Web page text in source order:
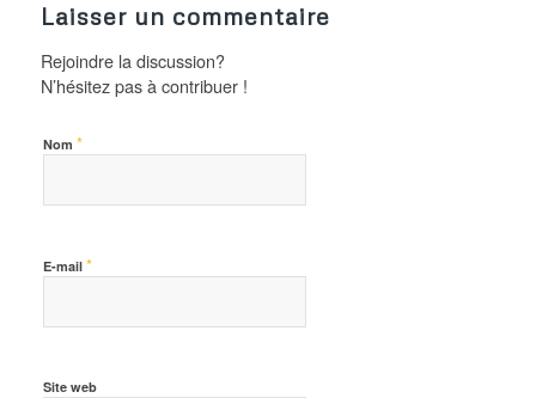
Laisser un commentaire
Rejoindre la discussion?
N’hésitez pas à contribuer !
Nom *
E-mail *
Site web